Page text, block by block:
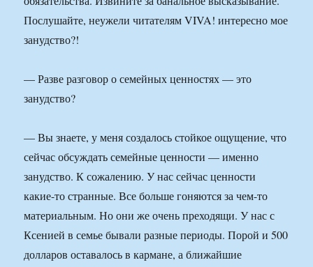
Послушайте, неужели читателям VIVA! интересно мое
занудство?!
— Разве разговор о семейных ценностях — это
занудство?
— Вы знаете, у меня создалось стойкое ощущение, что
сейчас обсуждать семейные ценности — именно
занудство. К сожалению. У нас сейчас ценности
какие-то странные. Все больше гоняются за чем-то
материальным. Но они же очень преходящи. У нас с
Ксенией в семье бывали разные периоды. Порой и 500
долларов оставалось в кармане, а ближайшие